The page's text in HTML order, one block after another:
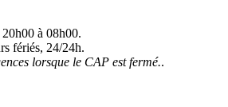
à 08h00.
fériés, 24/24h.
lorsque le CAP est fermé..